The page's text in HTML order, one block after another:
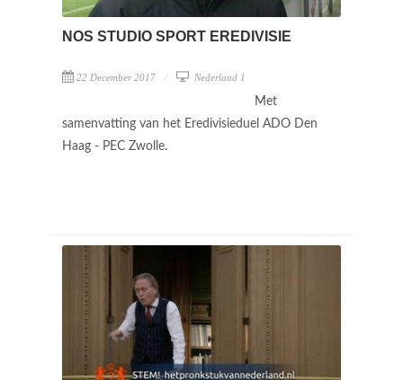
NOS STUDIO SPORT EREDIVISIE
22 December 2017 Nederland 1
Met
samenvatting van het Eredivisieduel ADO Den
Haag - PEC Zwolle.